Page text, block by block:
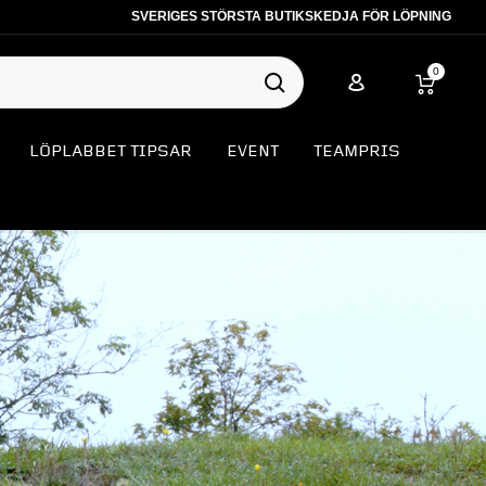
SVERIGES STÖRSTA BUTIKSKEDJA FÖR LÖPNING
0
LÖPLABBET TIPSAR EVENT TEAMPRIS